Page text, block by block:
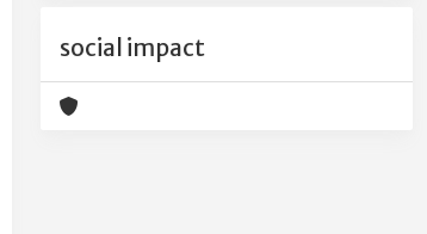
social impact